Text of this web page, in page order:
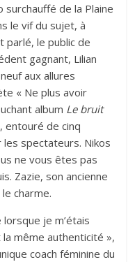
de la Plaine
le vif du sujet, à
parlé, le public de
gagnant, Lilian
aux allures
« Ne plus avoir
album Le bruit
entouré de cinq
les spectateurs. Nikos
ne vous êtes pas
Zazie, son ancienne
charme.
je m’étais
même authenticité »,
coach féminine du